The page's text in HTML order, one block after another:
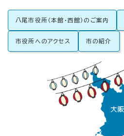
八尾市役所（本館・西館）のご案内
市役所へのアクセス 市の紹介